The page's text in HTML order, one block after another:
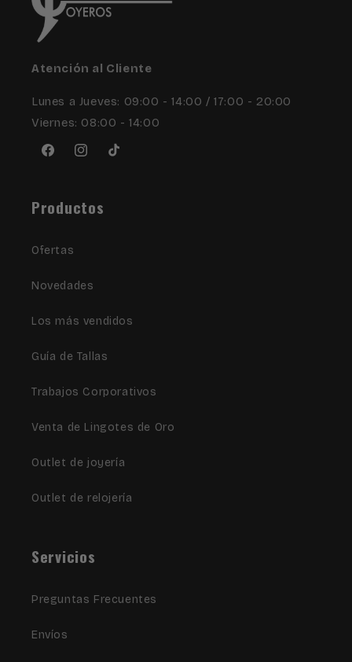
Atención al Cliente
Lunes a Jueves: 09:00 - 14:00 / 17:00 - 20:00
Viernes: 08:00 - 14:00
FacebookInstagram
TikTok
Productos
Ofertas
Novedades
Los más vendidos
Guía de Tallas
Trabajos Corporativos
Venta de Lingotes de Oro
Outlet de joyería
Outlet de relojería
Servicios
Preguntas Frecuentes
Envíos